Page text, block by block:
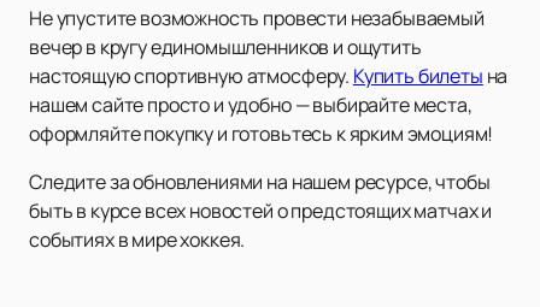
Не упустите возможность провести незабываемый
вечер в кругу единомышленников и ощутить
настоящую спортивную атмосферу. Купить билеты на
нашем сайте просто и удобно — выбирайте места,
оформляйте покупку и готовьтесь к ярким эмоциям!
Следите за обновлениями на нашем ресурсе, чтобы
быть в курсе всех новостей о предстоящих матчах и
событиях в мире хоккея.